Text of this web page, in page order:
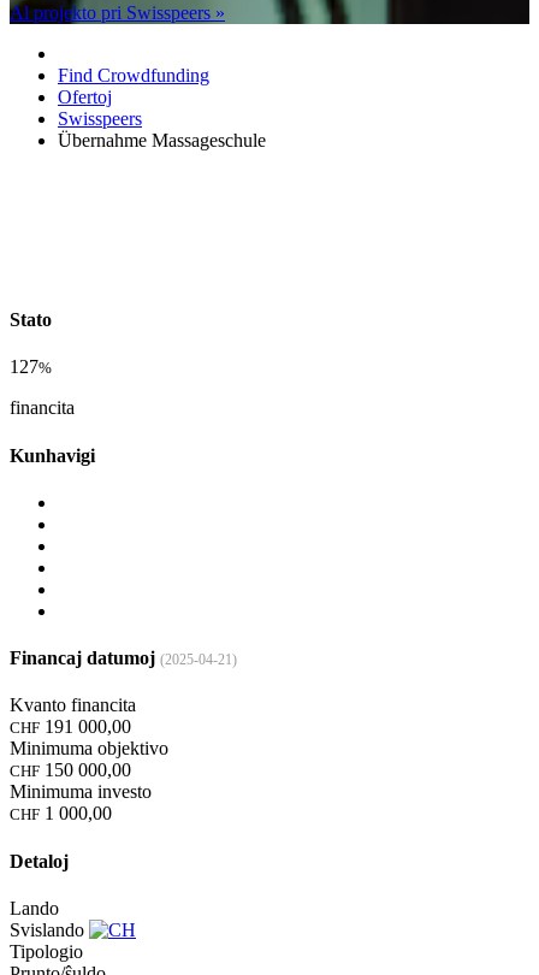
Al projekto pri Swisspeers »
Find Crowdfunding
Ofertoj
Swisspeers
Übernahme Massageschule
Stato
127%
financita
Kunhavigi
Financaj datumoj (2025-04-21)
Kvanto financita
CHF 191 000,00
Minimuma objektivo
CHF 150 000,00
Minimuma investo
CHF 1 000,00
Detaloj
Lando
Svislando
Tipologio